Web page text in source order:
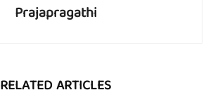
Prajapragathi
RELATED ARTICLES